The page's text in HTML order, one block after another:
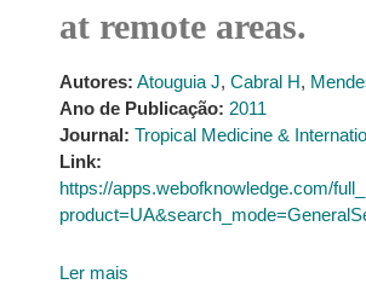
at remote areas.
Autores: Atouguia J, Cabral H,
Ano de Publicação: 2011
Journal: Tropical Medicine &
Link:
https://apps.webofknowledge.com/
Ler mais